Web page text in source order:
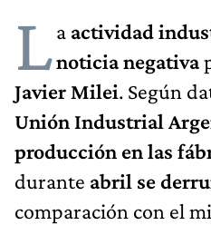
La actividad
noticia negativa
Javier Milei. Según
Unión Industrial
producción en las
durante abril se
comparación con el